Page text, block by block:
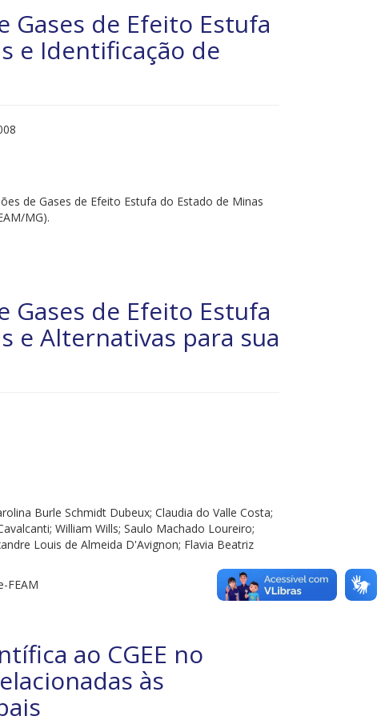
Gases de Efeito Estufa
e Identificação de
de Gases de Efeito Estufa do Estado de Minas
MG).
Gases de Efeito Estufa
e Alternativas para sua
Burle Schmidt Dubeux; Claudia do Valle Costa;
William Wills; Saulo Machado Loureiro;
Louis de Almeida D'Avignon; Flavia Beatriz
FEAM
ao CGEE no
às